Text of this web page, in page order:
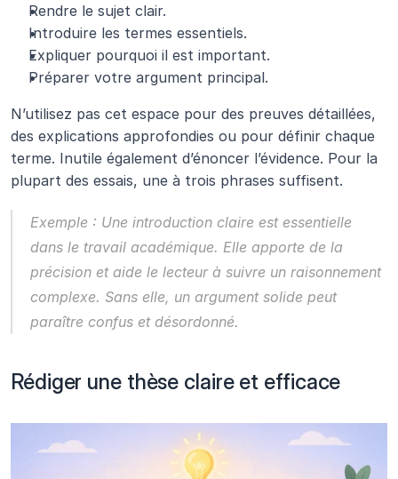
Rendre le sujet clair.
Introduire les termes essentiels.
Expliquer pourquoi il est important.
Préparer votre argument principal.
N’utilisez pas cet espace pour des preuves détaillées,
des explications approfondies ou pour définir chaque
terme. Inutile également d’énoncer l’évidence. Pour la
plupart des essais, une à trois phrases suffisent.
Exemple : Une introduction claire est essentielle
dans le travail académique. Elle apporte de la
précision et aide le lecteur à suivre un raisonnement
complexe. Sans elle, un argument solide peut
paraître confus et désordonné.
Rédiger une thèse claire et efficace